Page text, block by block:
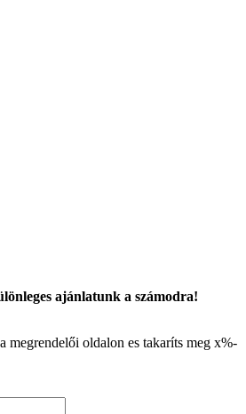
ajánlatunk a számodra!
megrendelői oldalon es takaríts meg x%-